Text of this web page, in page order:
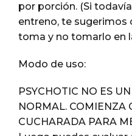
por porción. (Si
entreno, te sugerimos
toma y no tomarlo en
Modo de uso:
PSYCHOTIC NO ES
NORMAL. COMIENZA
CUCHARADA PARA